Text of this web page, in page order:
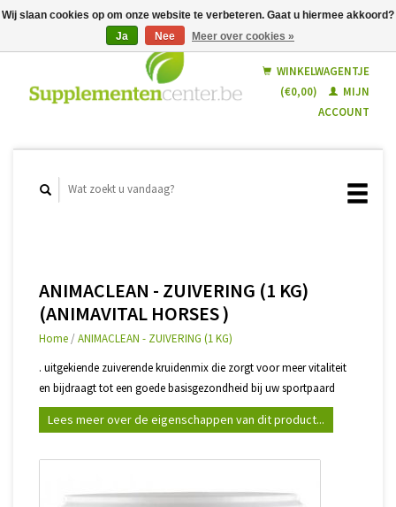
Nederlands
WINKELWAGENTJE
(€0,00)
MIJN
ACCOUNT
ANIMACLEAN - ZUIVERING (1 KG)
(ANIMAVITAL HORSES )
Home /ANIMACLEAN - ZUIVERING (1 KG)
. uitgekiende zuiverende kruidenmix die zorgt voor meer vitaliteit
en bijdraagt tot een goede basisgezondheid bij uw sportpaard
Lees meer over de eigenschappen van dit product...
Wij slaan cookies op om onze website te verbeteren. Gaat u hiermee akkoord?
Ja
Nee Meer over cookies »